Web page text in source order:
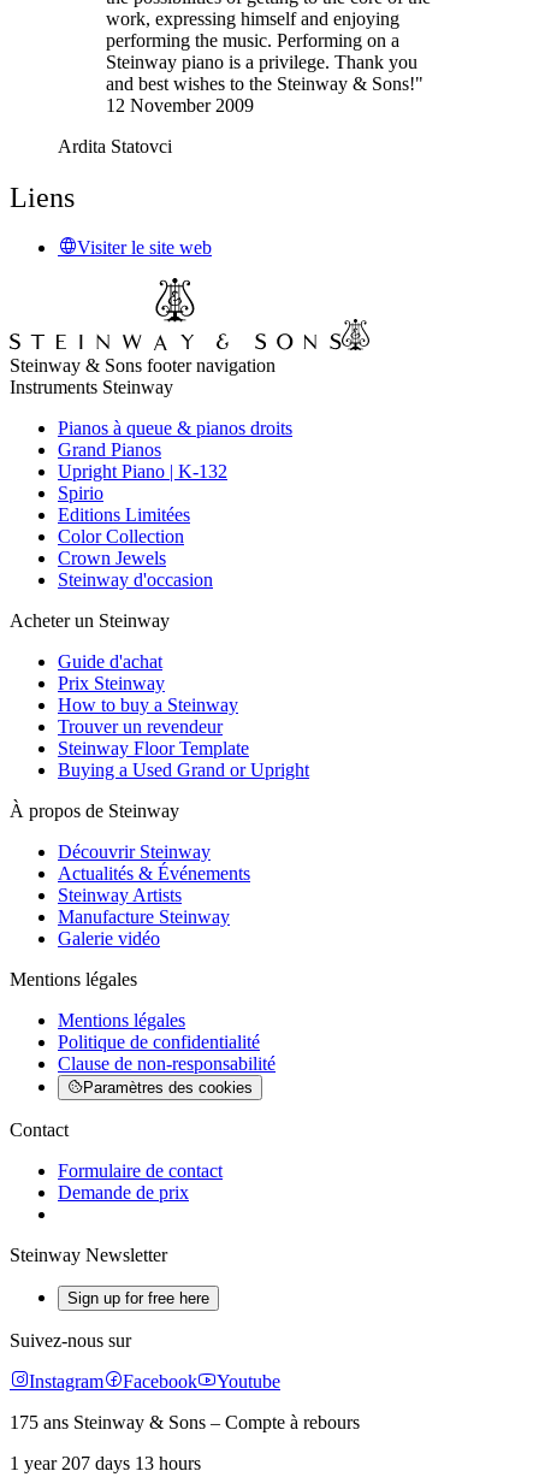
work, expressing himself and enjoying
performing the music. Performing on a
Steinway piano is a privilege. Thank you
and best wishes to the Steinway & Sons!"
12 November 2009
Ardita Statovci
Liens
Visiter le site web
Steinway & Sons footer navigation
Instruments Steinway
Pianos à queue & pianos droits
Grand Pianos
Upright Piano | K-132
Spirio
Editions Limitées
Color Collection
Crown Jewels
Steinway d'occasion
Acheter un Steinway
Guide d'achat
Prix Steinway
How to buy a Steinway
Trouver un revendeur
Steinway Floor Template
Buying a Used Grand or Upright
À propos de Steinway
Découvrir Steinway
Actualités & Événements
Steinway Artists
Manufacture Steinway
Galerie vidéo
Mentions légales
Mentions légales
Politique de confidentialité
Clause de non-responsabilité
Paramètres des cookies
Contact
Formulaire de contact
Demande de prix
Steinway Newsletter
Sign up for free here
Suivez-nous sur
Instagram
Facebook
Youtube
175 ans Steinway & Sons – Compte à rebours
1 year 207 days 13 hours